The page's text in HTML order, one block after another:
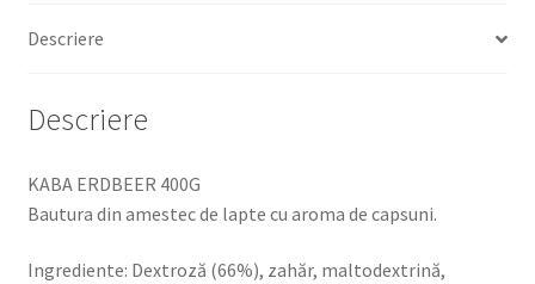
lapte
de
Descriere
Descriere
KABA ERDBEER 400G
Bautura din amestec de lapte cu aroma de capsuni.
Ingrediente: Dextroză (66%), zahăr, maltodextrină,